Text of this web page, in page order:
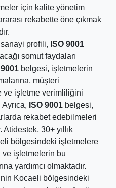
için kalite yönetim
rekabette öne çıkmak
profili, ISO 9001
somut faydaları
9001 belgesi, işletmelerin
müşteri
ve işletme verimliliğini
ISO 9001 belgesi,
rekabet edebilmeleri
30+ yıllık
bölgesindeki işletmelere
ve işletmelerin bu
yardımcı olmaktadır.
Kocaeli bölgesindeki